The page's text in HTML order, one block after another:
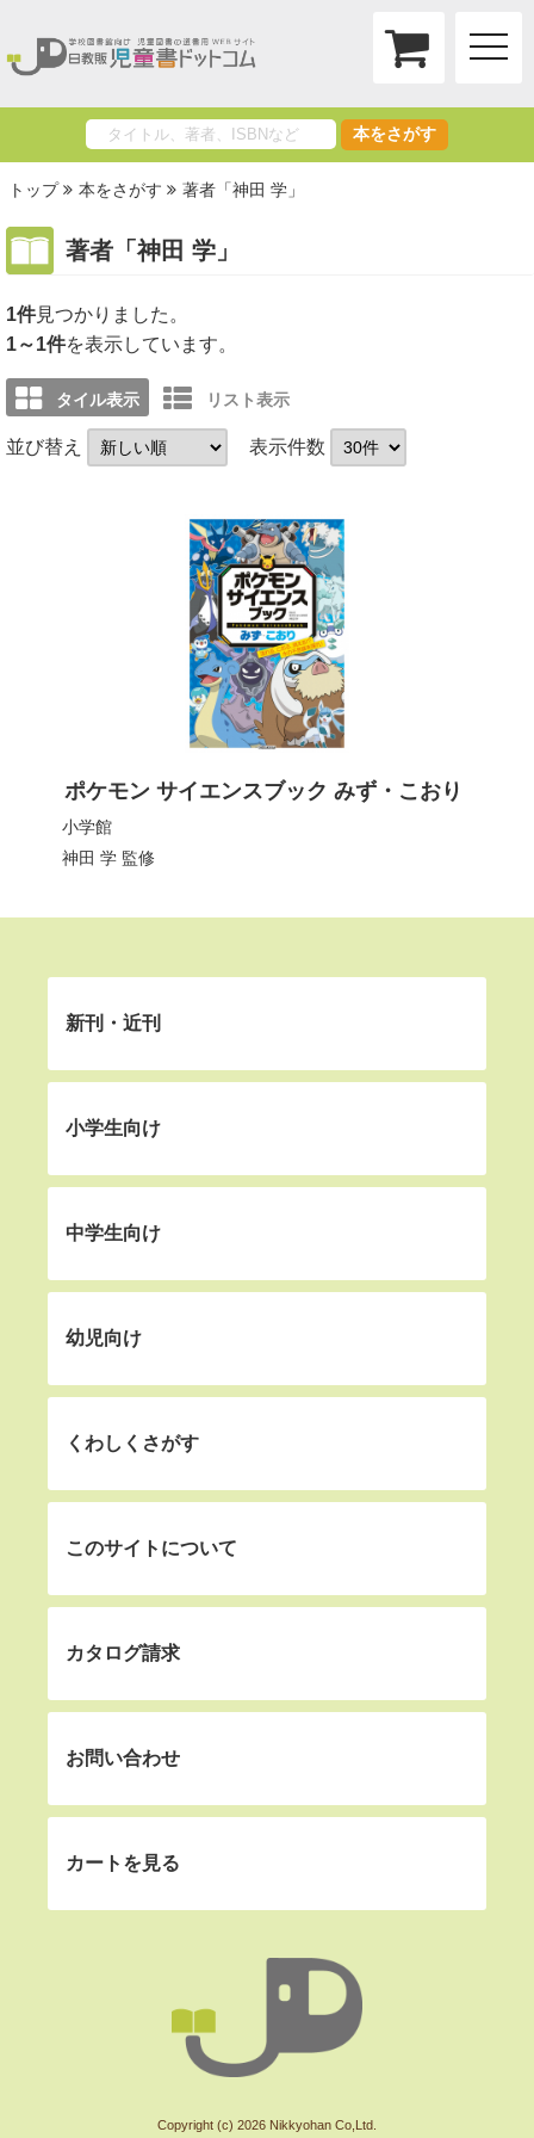
toggle
本をさがす
トップ 本をさがす 著者「神田 学」
著者「神田 学」
1件
1～1件を表示しています。
タイル表示 リスト表示
並び替え 表示件数
ポケモン サイエンスブック みず・こおり
小学館
神田 学監修
新刊・近刊
小学生向け
中学生向け
幼児向け
くわしくさがす
このサイトについて
カタログ請求
お問い合わせ
カートを見る
Copyright (c) 2026 Nikkyohan Co,Ltd.